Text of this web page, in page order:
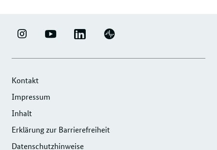
ERFOLGSFAKTOR
INSTAGRAM
UND
VIDEOS
YOUTUBE LINKEDIN
UNTERNEHMENSNETZWERK
SERVICE
PODIGEE
SERVICE
Kontakt
Impressum
Inhalt
Erklärung zur Barrierefreiheit
Datenschutzhinweise